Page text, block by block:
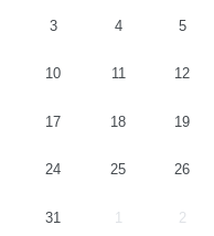
3 4 5
10 11 12
17 18 19
24 25 26
31 1 2